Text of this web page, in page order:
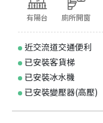
有陽台 廁所開窗
近交流道交通便利
已安裝客貨梯
已安裝冰水機
已安裝變壓器(高壓)